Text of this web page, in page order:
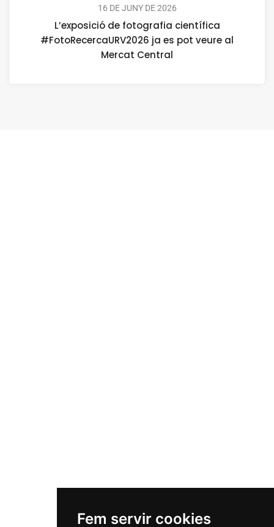
Fem servir cookies
16 DE JUNY DE 2026
L’exposició de fotografia científica
#FotoRecercaURV2026 ja es pot veure al
Mercat Central